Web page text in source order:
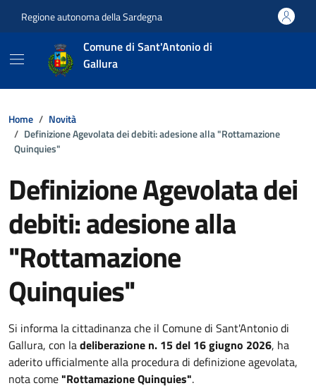
Regione autonoma della Sardegna
Comune di Sant'Antonio di
Gallura
Home
Novità
Definizione Agevolata dei debiti: adesione alla "Rottamazione
Quinquies"
Definizione Agevolata dei
debiti: adesione alla
"Rottamazione
Quinquies"
Dettagli della notizia
Si informa la cittadinanza che il Comune di Sant'Antonio di
Gallura, con ladeliberazione n. 15 del 16 giugno 2026, ha
aderito ufficialmente alla procedura di definizione agevolata,
nota come"Rottamazione Quinquies".